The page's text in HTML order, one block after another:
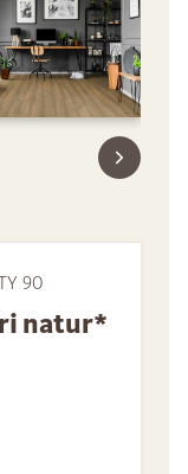
90
natur*